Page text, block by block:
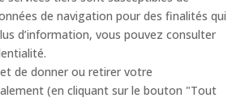
de navigation pour des finalités qui
d’information, vous pouvez consulter
de donner ou retirer votre
(en cliquant sur le bouton "Tout